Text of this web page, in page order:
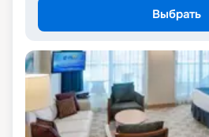
Выбрать